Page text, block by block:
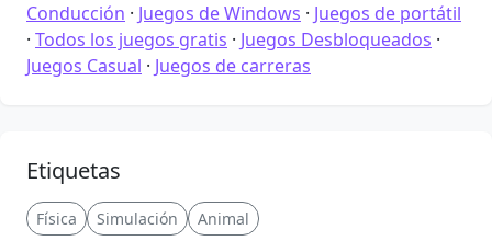
Conducción · Juegos de Windows · Juegos de portátil
· Todos los juegos gratis · Juegos Desbloqueados ·
Juegos Casual · Juegos de carreras
Etiquetas
Física Simulación Animal